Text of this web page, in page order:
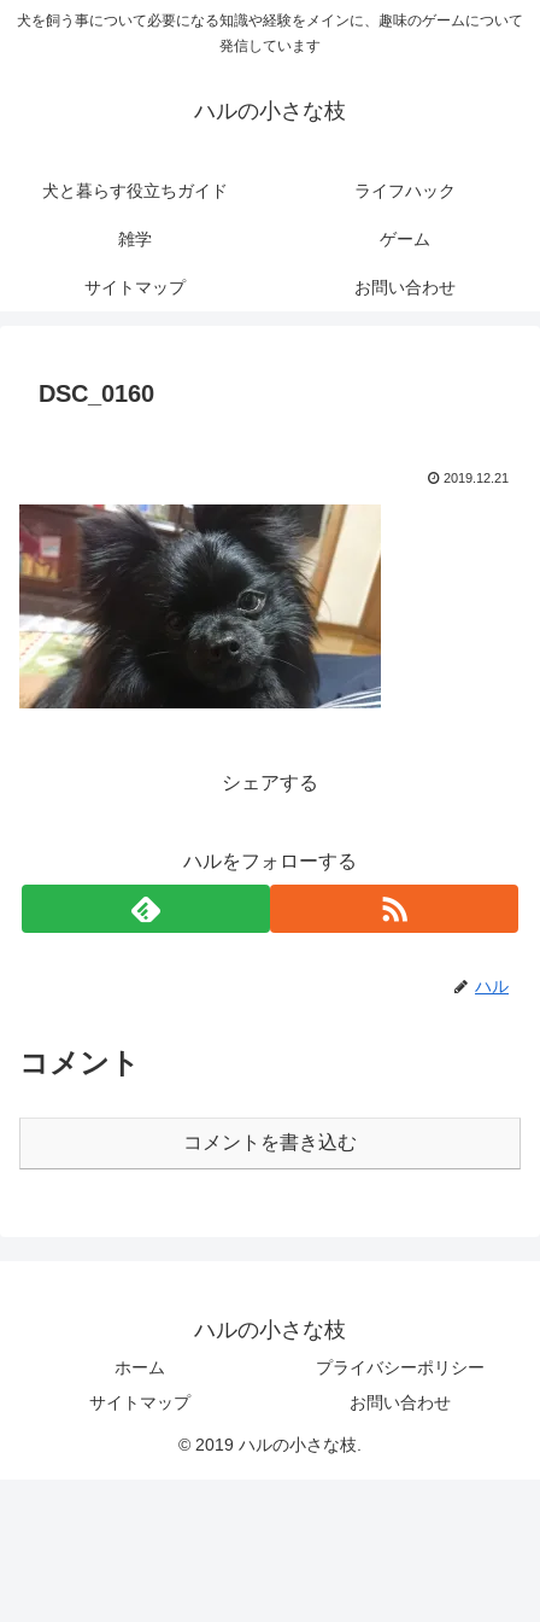
犬を飼う事について必要になる知識や経験をメインに、趣味のゲームについて
発信しています
ハルの小さな枝
犬と暮らす役立ちガイド ライフハック
雑学 ゲーム
サイトマップ お問い合わせ
DSC_0160
2019.12.21
シェアする
ハルをフォローする
ハル
コメント
コメントを書き込む
ハルの小さな枝
ホーム
プライバシーポリシー
サイトマップ
お問い合わせ
© 2019 ハルの小さな枝.